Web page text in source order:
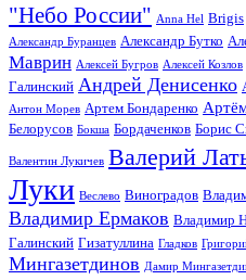
"Небо России" Anna Hel Brigis
Александр Буранцев Александр Бутко
Маврин Алексей Бугров Алексей Козлов
Галинский Андрей Денисенко
Антон Морев Артем Бондаренко
Белорусов Бокша Бордаченков Борис
Валентин Лукичев Валерий
Луки Веслево Виноградов
Владимир Ермаков Владимир
Галинский Гизатуллина Гладков
Мингазетдинов Дамир